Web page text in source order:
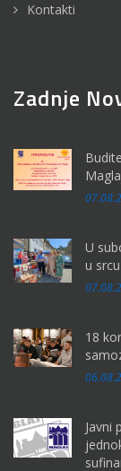
Kontakti
Zadnje
U
u
18
Javni